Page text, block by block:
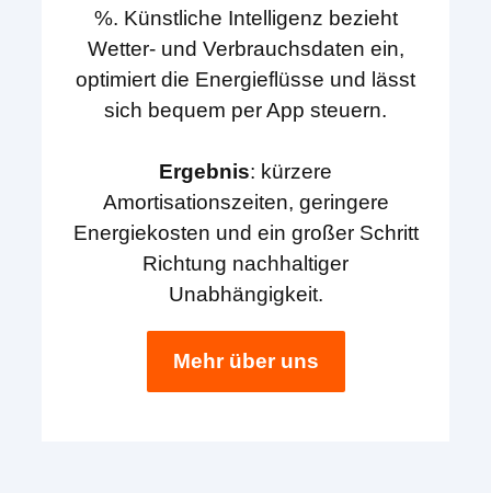
%. Künstliche Intelligenz bezieht
Wetter- und Verbrauchsdaten ein,
optimiert die Energieflüsse und lässt
sich bequem per App steuern.
Ergebnis: kürzere
Amortisationszeiten, geringere
Energiekosten und ein großer Schritt
Richtung nachhaltiger
Unabhängigkeit.
Mehr über uns